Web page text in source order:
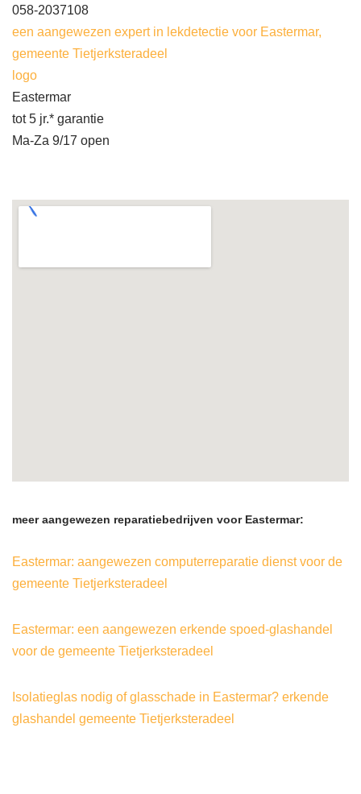
058-2037108
een aangewezen expert in lekdetectie voor Eastermar,
gemeente Tietjerksteradeel
logo
Eastermar
tot 5 jr.* garantie
Ma-Za 9/17 open
meer aangewezen reparatiebedrijven voor Eastermar:
Eastermar: aangewezen computerreparatie dienst voor de
gemeente Tietjerksteradeel
Eastermar: een aangewezen erkende spoed-glashandel
voor de gemeente Tietjerksteradeel
Isolatieglas nodig of glasschade in Eastermar? erkende
glashandel gemeente Tietjerksteradeel